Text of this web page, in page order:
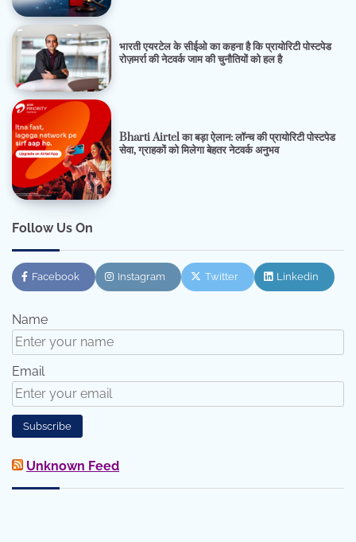
भारती एयरटेल के सीईओ का कहना है कि प्रायोरिटी पोस्टपेड
रोज़मर्रा की नेटवर्क जाम की चुनौतियों को हल है
Bharti Airtel का बड़ा ऐलान: लॉन्च की प्रायोरिटी पोस्टपेड
सेवा, ग्राहकों को मिलेगा बेहतर नेटवर्क अनुभव
Follow Us On
Facebook Instagram Twitter Linkedin
Name
Email
Unknown Feed